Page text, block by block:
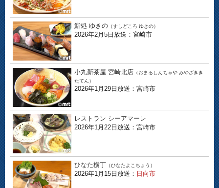
鮨処 ゆきの （すしどころ ゆきの）
2026年2月5日放送：宮崎市
小丸新茶屋 宮崎北店 （おまるしんちゃや みやざきき
たてん）
2026年1月29日放送：宮崎市
レストラン シーアマーレ
2026年1月22日放送：宮崎市
ひなた横丁 （ひなたよこちょう）
2026年1月15日放送： 日向市